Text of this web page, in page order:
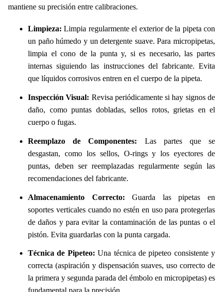
mantiene su precisión entre calibraciones.
Limpieza: Limpia regularmente el exterior de la pipeta con
un paño húmedo y un detergente suave. Para micropipetas,
limpia el cono de la punta y, si es necesario, las partes
internas siguiendo las instrucciones del fabricante. Evita
que líquidos corrosivos entren en el cuerpo de la pipeta.
Inspección Visual: Revisa periódicamente si hay signos de
daño, como puntas dobladas, sellos rotos, grietas en el
cuerpo o fugas.
Reemplazo de Componentes: Las partes que se
desgastan, como los sellos, O-rings y los eyectores de
puntas, deben ser reemplazadas regularmente según las
recomendaciones del fabricante.
Almacenamiento Correcto: Guarda las pipetas en
soportes verticales cuando no estén en uso para protegerlas
de daños y para evitar la contaminación de las puntas o el
pistón. Evita guardarlas con la punta cargada.
Técnica de Pipeteo: Una técnica de pipeteo consistente y
correcta (aspiración y dispensación suaves, uso correcto de
la primera y segunda parada del émbolo en micropipetas) es